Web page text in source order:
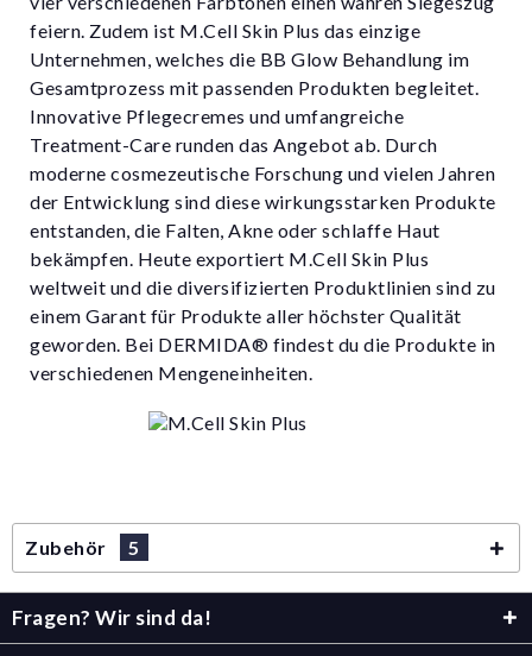
feiern. Zudem ist M.Cell Skin Plus das einzige
Unternehmen, welches die BB Glow Behandlung im
Gesamtprozess mit passenden Produkten begleitet.
Innovative Pflegecremes und umfangreiche
Treatment-Care runden das Angebot ab. Durch
moderne cosmezeutische Forschung und vielen Jahren
der Entwicklung sind diese wirkungsstarken Produkte
entstanden, die Falten, Akne oder schlaffe Haut
bekämpfen. Heute exportiert M.Cell Skin Plus
weltweit und die diversifizierten Produktlinien sind zu
einem Garant für Produkte aller höchster Qualität
geworden. Bei DERMIDA® findest du die Produkte in
verschiedenen Mengeneinheiten.
Zubehör 5
Fragen? Wir sind da!